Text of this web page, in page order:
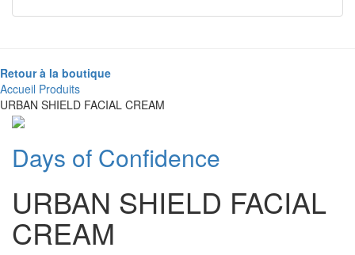
Retour à la boutique
Accueil Produits
URBAN SHIELD FACIAL CREAM
Days of Confidence
URBAN SHIELD FACIAL
CREAM